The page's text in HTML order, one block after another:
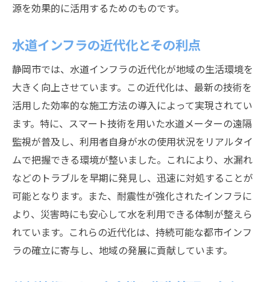
源を効果的に活用するためのものです。
水道インフラの近代化とその利点
静岡市では、水道インフラの近代化が地域の生活環境を
大きく向上させています。この近代化は、最新の技術を
活用した効率的な施工方法の導入によって実現されてい
ます。特に、スマート技術を用いた水道メーターの遠隔
監視が普及し、利用者自身が水の使用状況をリアルタイ
ムで把握できる環境が整いました。これにより、水漏れ
などのトラブルを早期に発見し、迅速に対処することが
可能となります。また、耐震性が強化されたインフラに
より、災害時にも安心して水を利用できる体制が整えら
れています。これらの近代化は、持続可能な都市インフ
ラの確立に寄与し、地域の発展に貢献しています。